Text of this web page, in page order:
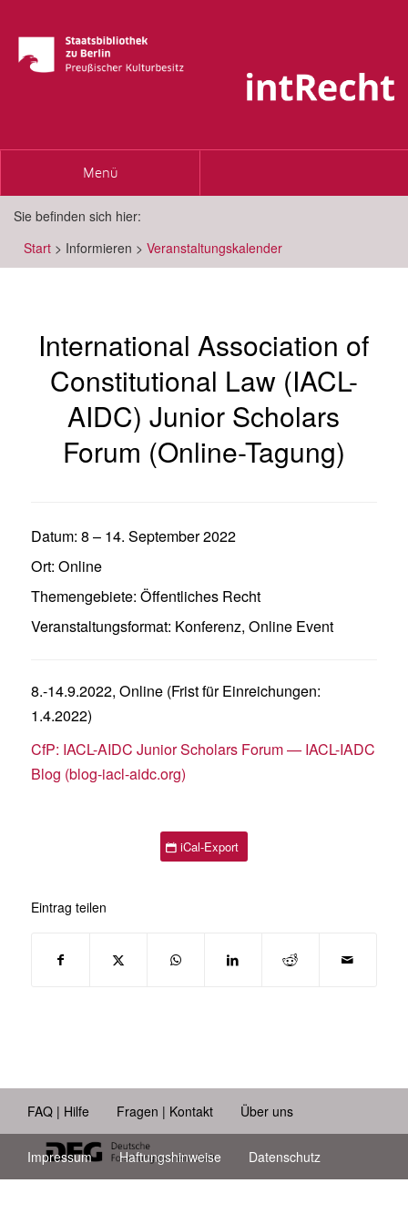
Toggle
Menü
Sie befinden sich hier:
Start > Informieren > Veranstaltungskalender
International Association of
Constitutional Law (IACL-
AIDC) Junior Scholars
Forum (Online-Tagung)
Datum: 8– 14. September 2022
Ort: Online
Themengebiete: Öffentliches Recht
Veranstaltungsformat: Konferenz, Online Event
8.-14.9.2022, Online (Frist für Einreichungen:
1.4.2022)
CfP: IACL-AIDC Junior Scholars Forum — IACL-IADC
Blog (blog-iacl-aidc.org)
iCal-Export
Eintrag teilen
FAQ | Hilfe Fragen | Kontakt Über uns
Impressum Haftungshinweise Datenschutz